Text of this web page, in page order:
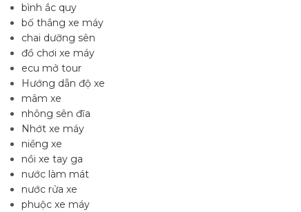
bình ắc quy
bố thắng xe máy
chai dưỡng sên
đồ chơi xe máy
ecu mở tour
Hướng dẫn độ xe
mâm xe
nhông sên đĩa
Nhớt xe máy
niềng xe
nồi xe tay ga
nước làm mát
nước rửa xe
phuộc xe máy